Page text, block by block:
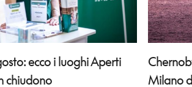
ecco i luoghi Aperti
chiudono
Milano